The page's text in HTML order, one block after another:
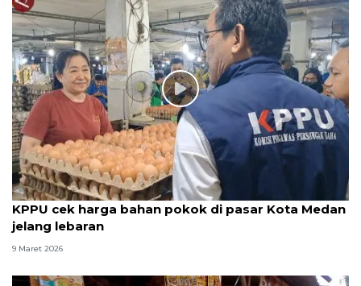
KPPU cek harga bahan pokok di pasar Kota Medan
jelang lebaran
9 Maret 2026